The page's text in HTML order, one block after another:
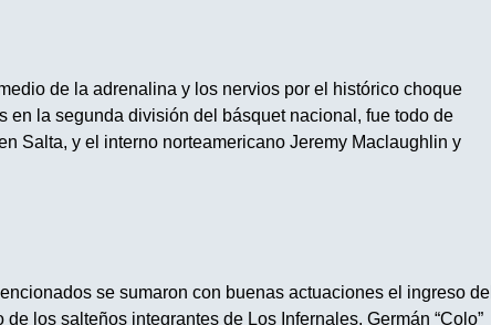
de la adrenalina y los nervios por el histórico choque
en la segunda división del básquet nacional, fue todo de
Salta, y el interno norteamericano Jeremy Maclaughlin y
se sumaron con buenas actuaciones el ingreso del
los salteños integrantes de Los Infernales, Germán “Colo”